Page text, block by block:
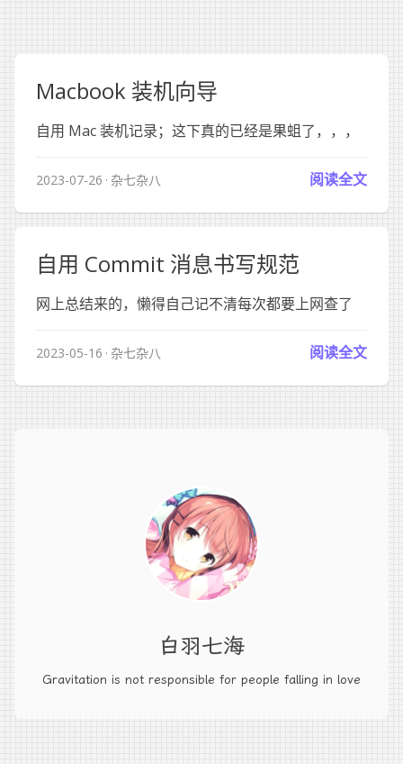
Macbook 装机向导
自用 Mac 装机记录；这下真的已经是果蛆了，，，
2023-07-26 杂七杂八 阅读全文
自用 Commit 消息书写规范
网上总结来的，懒得自己记不清每次都要上网查了
2023-05-16 杂七杂八 阅读全文
白羽七海
Gravitation is not responsible for people falling in love